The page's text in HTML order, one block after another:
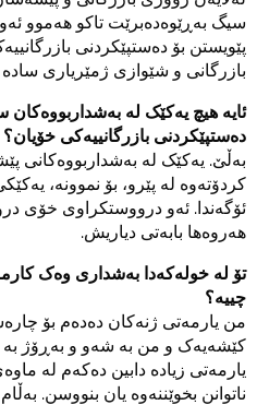
سیگ بەڕێوەدەبرێت تاکو هەموو ئەو
پێویستن بۆ دەستپێکردنی
بازرگانی و شێوازی ژمێریاری سادە
ئایە هیچ یەکێک لە بەشداربووەکان
دەستپێکردنی بازرگانییەکی خۆیان؟
بەڵێ. یەکێک لە بەشداربووەکانی
کردۆتەوە لە پێرو، بۆ نموونە،
ئۆگەندا. ئەو درووستکراوی خۆی
هەروەها بابەتی دیاریش.
تۆ لە خولەکەدا بەشداری وەک
چییە؟
من یارمەتی ژنەکان دەدەم بۆ
کێشەیەک و من بە شەو و بەڕۆژ
یارمەتی زیادە دابین دەکەم لە
ناتوانن بخوێننەوە یان بنووسن.